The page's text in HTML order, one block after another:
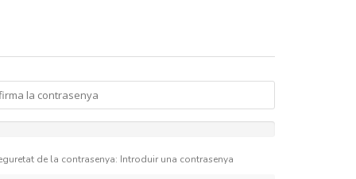
de la contrasenya: Introduir una contrasenya